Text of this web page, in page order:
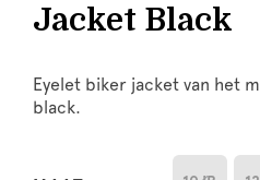
Jacket Black
Eyelet biker jacket van het
black.